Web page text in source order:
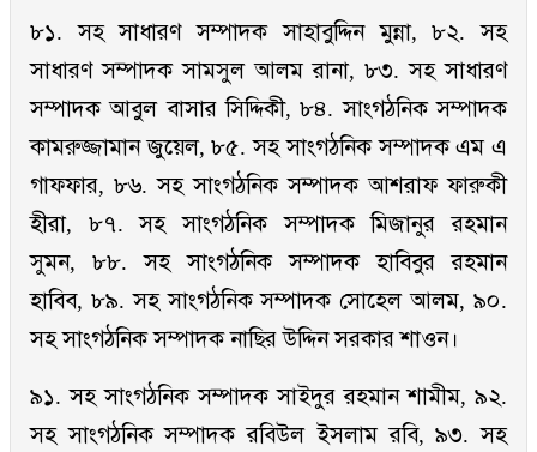
৮১. সহ সাধারণ সম্পাদক সাহাবুদ্দিন মুন্না, ৮২. সহ
সাধারণ সম্পাদক সামসুল আলম রানা, ৮৩. সহ সাধারণ
সম্পাদক আবুল বাসার সিদ্দিকী, ৮৪. সাংগঠনিক সম্পাদক
কামরুজ্জামান জুয়েল, ৮৫. সহ সাংগঠনিক সম্পাদক এম এ
গাফফার, ৮৬. সহ সাংগঠনিক সম্পাদক আশরাফ ফারুকী
হীরা, ৮৭. সহ সাংগঠনিক সম্পাদক মিজানুর রহমান
সুমন, ৮৮. সহ সাংগঠনিক সম্পাদক হাবিবুর রহমান
হাবিব, ৮৯. সহ সাংগঠনিক সম্পাদক সোহেল আলম, ৯০.
সহ সাংগঠনিক সম্পাদক নাছির উদ্দিন সরকার শাওন।
৯১. সহ সাংগঠনিক সম্পাদক সাইদুর রহমান শামীম, ৯২.
সহ সাংগঠনিক সম্পাদক রবিউল ইসলাম রবি, ৯৩. সহ